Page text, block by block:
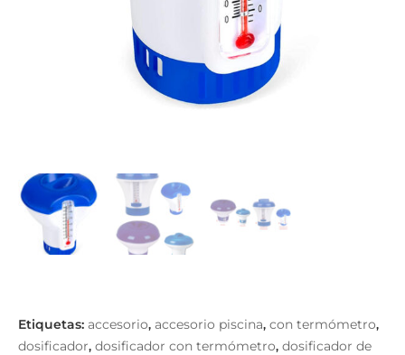
accesorio, accesorio piscina, con termómetro,
dosificador, dosificador con termómetro, dosificador de